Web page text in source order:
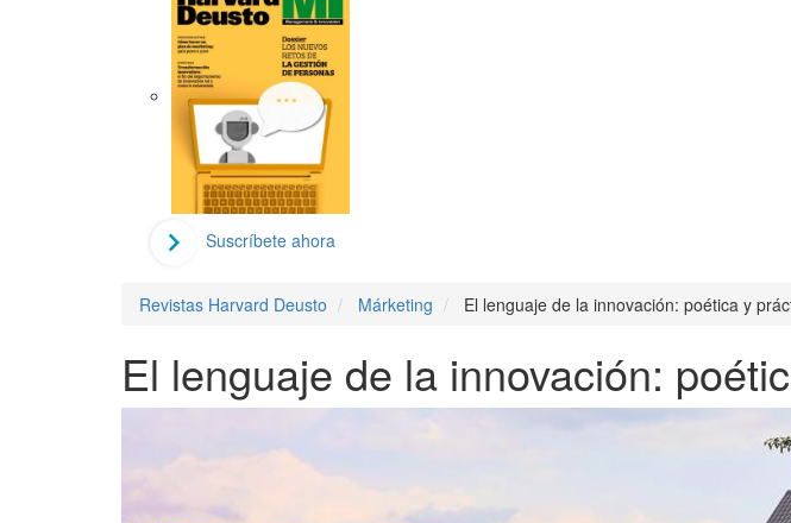
Suscríbete ahora
Revistas Harvard Deusto Márketing El lenguaje de la innovación: poética y
El lenguaje de la innovación: